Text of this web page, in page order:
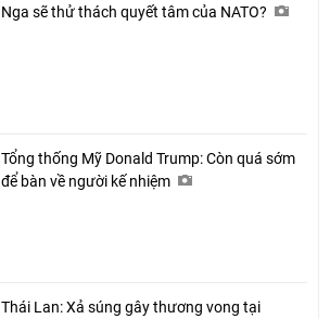
Nga sẽ thử thách quyết tâm của NATO?
Tổng thống Mỹ Donald Trump: Còn quá sớm
để bàn về người kế nhiệm
Thái Lan: Xả súng gây thương vong tại